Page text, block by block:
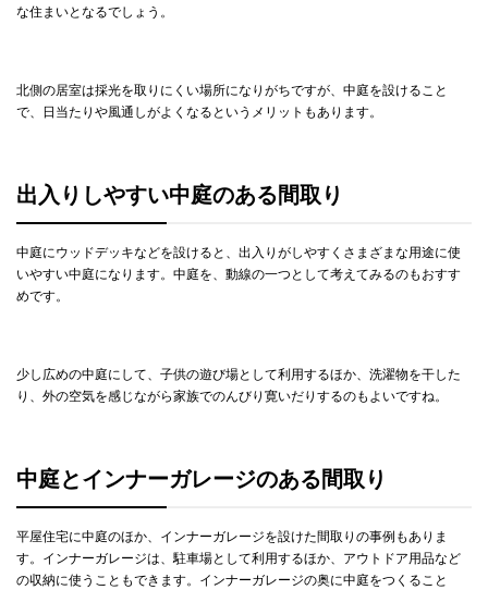
な住まいとなるでしょう。
北側の居室は採光を取りにくい場所になりがちですが、中庭を設けること
で、日当たりや風通しがよくなるというメリットもあります。
出入りしやすい中庭のある間取り
中庭にウッドデッキなどを設けると、出入りがしやすくさまざまな用途に使
いやすい中庭になります。中庭を、動線の一つとして考えてみるのもおすす
めです。
少し広めの中庭にして、子供の遊び場として利用するほか、洗濯物を干した
り、外の空気を感じながら家族でのんびり寛いだりするのもよいですね。
中庭とインナーガレージのある間取り
平屋住宅に中庭のほか、インナーガレージを設けた間取りの事例もありま
す。インナーガレージは、駐車場として利用するほか、アウトドア用品など
の収納に使うこともできます。インナーガレージの奥に中庭をつくること